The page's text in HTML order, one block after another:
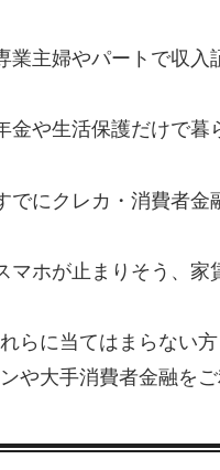
業主婦やパートで収入
金や生活保護だけで暮
でにクレカ・消費者金
マホが止まりそう、家
らに当てはまらない
や大手消費者金融をご